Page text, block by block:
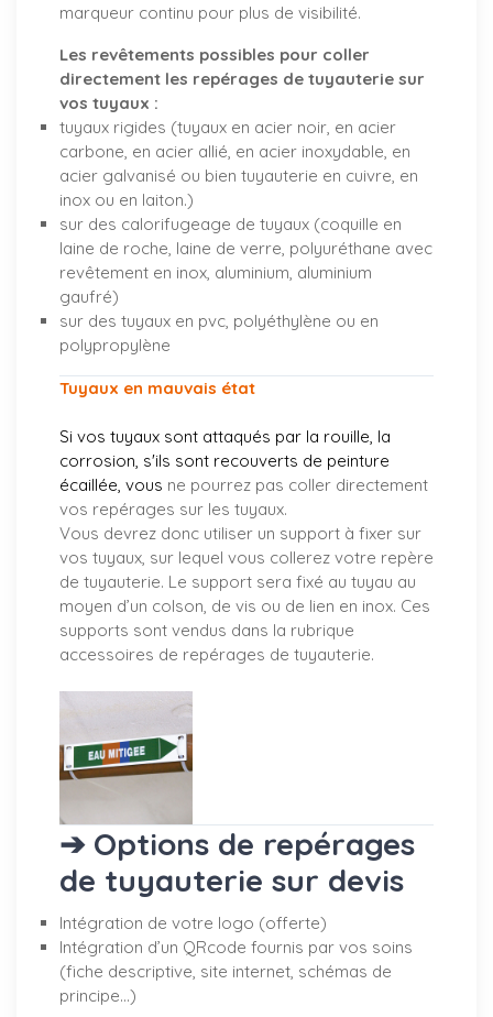
marqueur continu pour plus de visibilité.
Les revêtements possibles pour coller
directement les repérages de tuyauterie sur
vos tuyaux :
tuyaux rigides (tuyaux en acier noir, en acier
carbone, en acier allié, en acier inoxydable, en
acier galvanisé ou bien tuyauterie en cuivre, en
inox ou en laiton.)
sur des calorifugeage de tuyaux (coquille en
laine de roche, laine de verre, polyuréthane avec
revêtement en inox, aluminium, aluminium
gaufré)
sur des tuyaux en pvc, polyéthylène ou en
polypropylène
Tuyaux en mauvais état
Si vos tuyaux sont attaqués par la rouille, la
corrosion, s'ils sont recouverts de peinture
écaillée, vous ne pourrez pas coller directement
vos repérages sur les tuyaux.
Vous devrez donc utiliser un support à fixer sur
vos tuyaux, sur lequel vous collerez votre repère
de tuyauterie. Le support sera fixé au tuyau au
moyen d’un colson, de vis ou de lien en inox. Ces
supports sont vendus dans la rubrique
accessoires de repérages de tuyauterie.
➔ Options de repérages
de tuyauterie sur devis
Intégration de votre logo (offerte)
Intégration d’un QRcode fournis par vos soins
(fiche descriptive, site internet, schémas de
principe…)